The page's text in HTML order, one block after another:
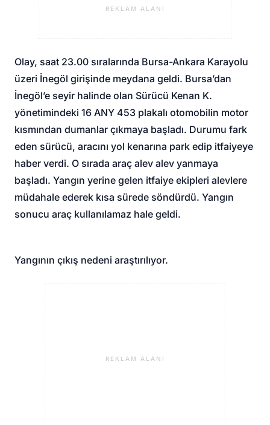
REKLAM ALANI
Olay, saat 23.00 sıralarında Bursa-Ankara Karayolu
üzeri İnegöl girişinde meydana geldi. Bursa’dan
İnegöl’e seyir halinde olan Sürücü Kenan K.
yönetimindeki 16 ANY 453 plakalı otomobilin motor
kısmından dumanlar çıkmaya başladı. Durumu fark
eden sürücü, aracını yol kenarına park edip itfaiyeye
haber verdi. O sırada araç alev alev yanmaya
başladı. Yangın yerine gelen itfaiye ekipleri alevlere
müdahale ederek kısa sürede söndürdü. Yangın
sonucu araç kullanılamaz hale geldi.
Yangının çıkış nedeni araştırılıyor.
REKLAM ALANI